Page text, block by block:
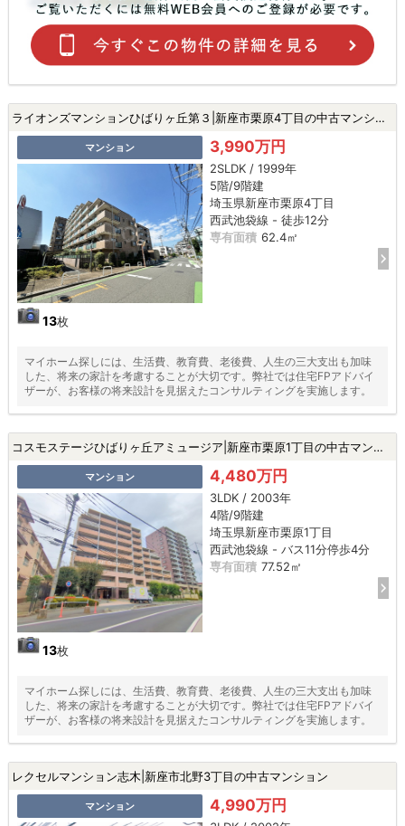
ライオンズマンションひばりヶ丘第３|新座市栗原4丁目の中古マンション
マンション
13枚
3,990万円
2SLDK / 1999年
5階/9階建
埼玉県新座市栗原4丁目
西武池袋線 - 徒歩12分
専有面積 62.4㎡
マイホーム探しには、生活費、教育費、老後費、人生の三大支出も加味
した、将来の家計を考慮することが大切です。弊社では住宅FPアドバイ
ザーが、お客様の将来設計を見据えたコンサルティングを実施します。
コスモステージひばりヶ丘アミュージア|新座市栗原1丁目の中古マンション
マンション
13枚
4,480万円
3LDK / 2003年
4階/9階建
埼玉県新座市栗原1丁目
西武池袋線 - バス11分停歩4分
専有面積 77.52㎡
マイホーム探しには、生活費、教育費、老後費、人生の三大支出も加味
した、将来の家計を考慮することが大切です。弊社では住宅FPアドバイ
ザーが、お客様の将来設計を見据えたコンサルティングを実施します。
レクセルマンション志木|新座市北野3丁目の中古マンション
マンション 4,990万円